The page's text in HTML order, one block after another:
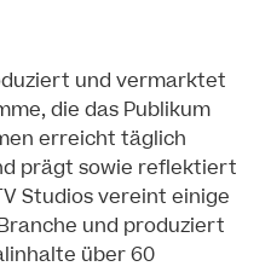
und vermarktet
die das Publikum
erreicht täglich
prägt sowie reflektiert
Studios vereint einige
und produziert
über 60